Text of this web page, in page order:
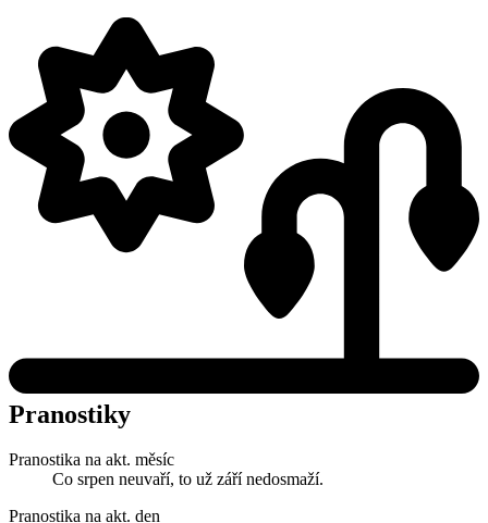
Pranostiky
Pranostika na akt. měsíc
Co srpen neuvaří, to už září nedosmaží.
Pranostika na akt. den